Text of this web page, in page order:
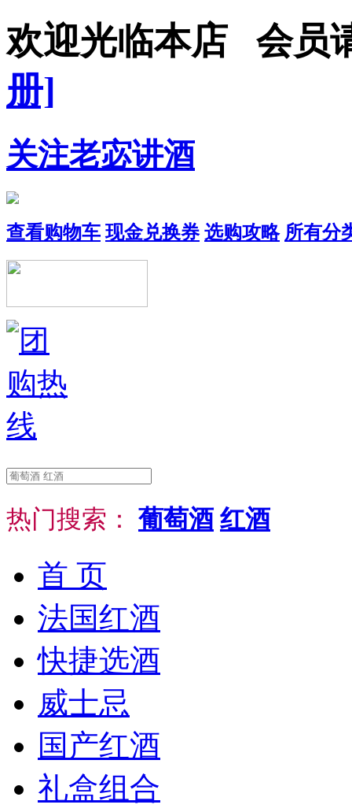
欢迎光临本店 会
册]
关注老宓讲酒
查看购物车 现金兑换券 选购攻略 所有分
热门搜索： 葡萄酒 红酒
首 页
法国红酒
快捷选酒
威士忌
国产红酒
礼盒组合